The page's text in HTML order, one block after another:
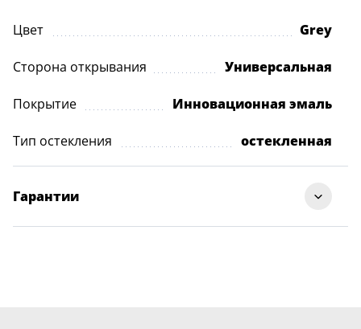
Цвет Grey
Сторона открывания Универсальная
Покрытие Инновационная эмаль
Тип остекления остекленная
Гарантии